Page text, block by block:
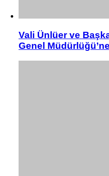
Vali Ünlüer ve
Genel